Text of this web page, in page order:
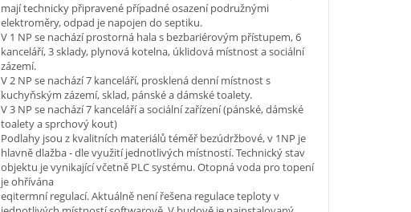
mají technicky připravené případné osazení podružnými
elektroměry, odpad je napojen do septiku.
V 1 NP se nachází prostorná hala s bezbariérovým přístupem, 6
kanceláří, 3 sklady, plynová kotelna, úklidová místnost a sociální
zázemí.
V 2 NP se nachází 7 kanceláří, prosklená denní místnost s
kuchyňským zázemí, sklad, pánské a dámské toalety.
V 3 NP se nachází 7 kanceláří a sociální zařízení (pánské, dámské
toalety a sprchový kout)
Podlahy jsou z kvalitních materiálů téměř bezúdržbové, v 1NP je
hlavně dlažba - dle využití jednotlivých místností. Technický stav
objektu je vynikající včetně PLC systému. Otopná voda pro topení
je ohřívána
eqitermní regulací. Aktuálně není řešena regulace teploty v